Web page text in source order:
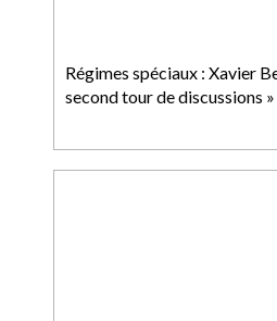
Régimes spéciaux : Xavier
second tour de discussions »